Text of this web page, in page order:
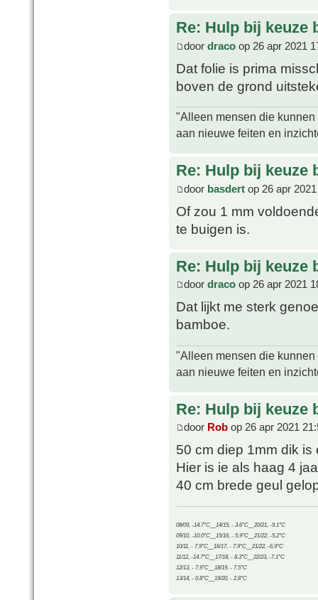
Re: Hulp bij keuze
door draco op 26 apr 2021
Dat folie is prima
boven de grond
"Alleen mensen die
aan nieuwe feiten en
Re: Hulp bij keuze
door basdert op 26 apr
Of zou 1 mm
te buigen is.
Re: Hulp bij keuze
door draco op 26 apr 2021
Dat lijkt me sterk
bamboe.
"Alleen mensen die
aan nieuwe feiten en
Re: Hulp bij keuze
door Rob op 26 apr 2021
50 cm diep 1mm dik
Hier is ie als haag 4
40 cm brede geul
08/09, -14.7°C__14/15, - 3.6°C__20/21, -9.1°C
09/10, -10.0°C__15/16, - 5.9°C__21/22, -5.2°C
10/11, - 7.9°C__16/17, - 7.9°C__21/22, -6.9°C
11/12, -14.7°C__17/18, - 8.3°C__22/23, -7.1°C
12/13, - 7.9°C__18/19, - 7.5°C
13/14, - 0.8°C__19/20, - 2.8°C